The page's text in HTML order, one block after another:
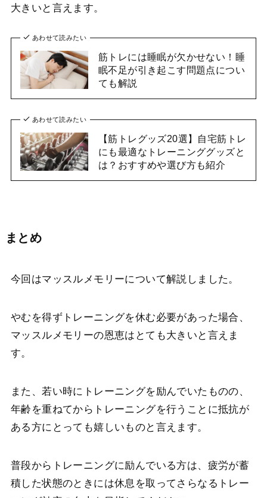
大きいと言えます。
あわせて読みたい
筋トレには睡眠が欠かせない！睡
眠不足が引き起こす問題点につい
ても解説
あわせて読みたい
【筋トレグッズ20選】自宅筋トレ
にも最適なトレーニンググッズと
は？おすすめや選び方も紹介
まとめ
今回はマッスルメモリーについて解説しました。
やむを得ずトレーニングを休む必要があった場合、
マッスルメモリーの恩恵はとても大きいと言えま
す。
また、若い時にトレーニングを励んでいたものの、
年齢を重ねてからトレーニングを行うことに抵抗が
ある方にとっても嬉しいものと言えます。
普段からトレーニングに励んでいる方は、疲労が蓄
積した状態のときには休息を取ってさらなるトレー